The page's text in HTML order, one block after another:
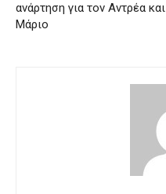
ανάρτηση για τον Αντρέα και
Μάριο